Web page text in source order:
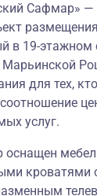
Сафмар» —
в 19-этажном
Марьинской
для тех,
услуг.
кроватями